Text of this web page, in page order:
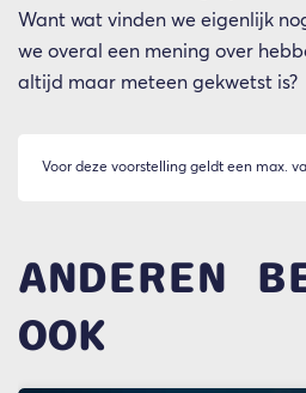
Want wat vinden we eigenlijk
we overal een mening over
altijd maar meteen gekwetst is?
Voor deze voorstelling geldt een max.
ANDEREN
OOK